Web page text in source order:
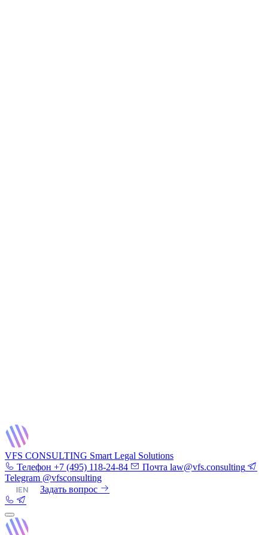
VFS CONSULTING Smart Legal Solutions
Телефон +7 (495) 118-24-84 Почта law@vfs.consulting
Telegram @vfsconsulting
|EN Задать вопрос